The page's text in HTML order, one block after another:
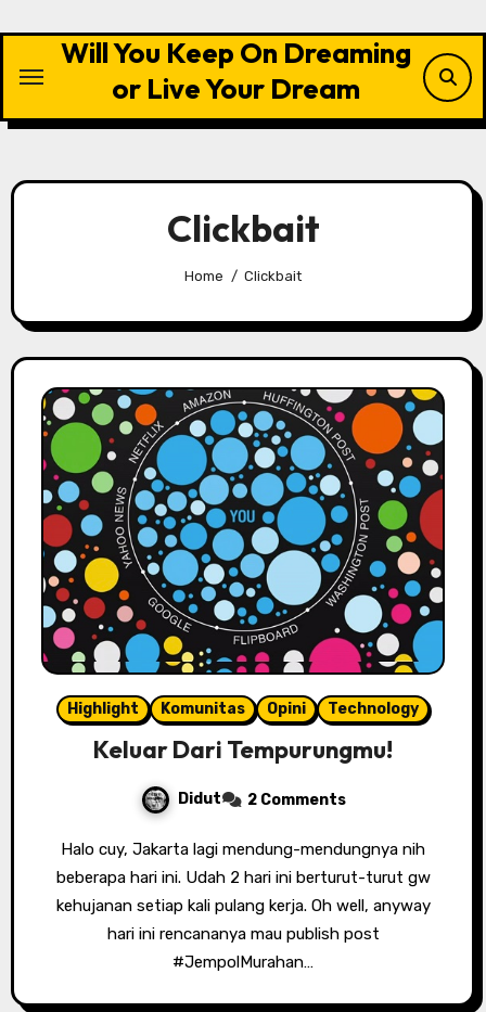
content
Will You Keep On Dreaming
or Live Your Dream
Clickbait
Home Clickbait
Highlight Komunitas Opini Technology
Keluar Dari Tempurungmu!
Didut 2 Comments
Halo cuy, Jakarta lagi mendung-mendungnya nih
beberapa hari ini. Udah 2 hari ini berturut-turut gw
kehujanan setiap kali pulang kerja. Oh well, anyway
hari ini rencananya mau publish post
#JempolMurahan…